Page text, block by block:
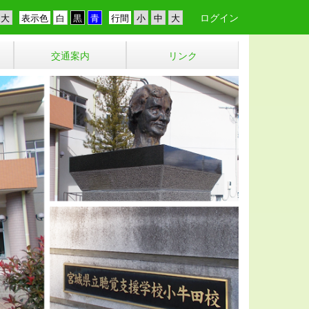
行間
表示色 ログイン
交通案内 リンク